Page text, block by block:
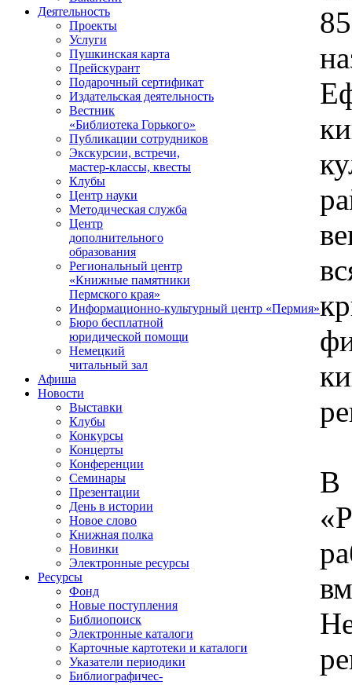
Деятельность
Проекты
Услуги
Пушкинская карта
Прейскурант
Подарочный сертификат
Издательская деятельность
Вестник
«Библиотека Горького»
Публикации сотрудников
Экскурсии, встречи,
мастер-классы, квесты
Клубы
Центр науки
Методическая служба
Центр
дополнительного
образования
Региональный центр
«Книжные памятники
Пермского края»
Информационно-культурный центр «Пермия»
Бюро бесплатной
юридической помощи
Немецкий
читальный зал
Афиша
Новости
Выставки
Клубы
Конкурсы
Концерты
Конференции
Семинары
Презентации
День в истории
Новое слово
Книжная полка
Новинки
Электронные ресурсы
Ресурсы
Фонд
Новые поступления
Библиопоиск
Электронные каталоги
Карточные картотеки и каталоги
Указатели периодики
Библиографичес-
В